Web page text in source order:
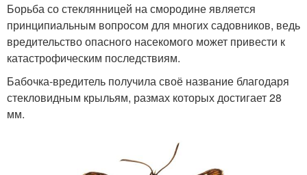
Борьба со стеклянницей на смородине является
принципиальным вопросом для многих садовников, ведь
вредительство опасного насекомого может привести к
катастрофическим последствиям.
Бабочка-вредитель получила своё название благодаря
стекловидным крыльям, размах которых достигает 28
мм.